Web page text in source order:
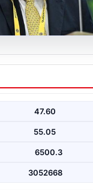
Çarpıcı
Suç
Aziz Yıldırım,
47.60
55.05
6500.3
3052668